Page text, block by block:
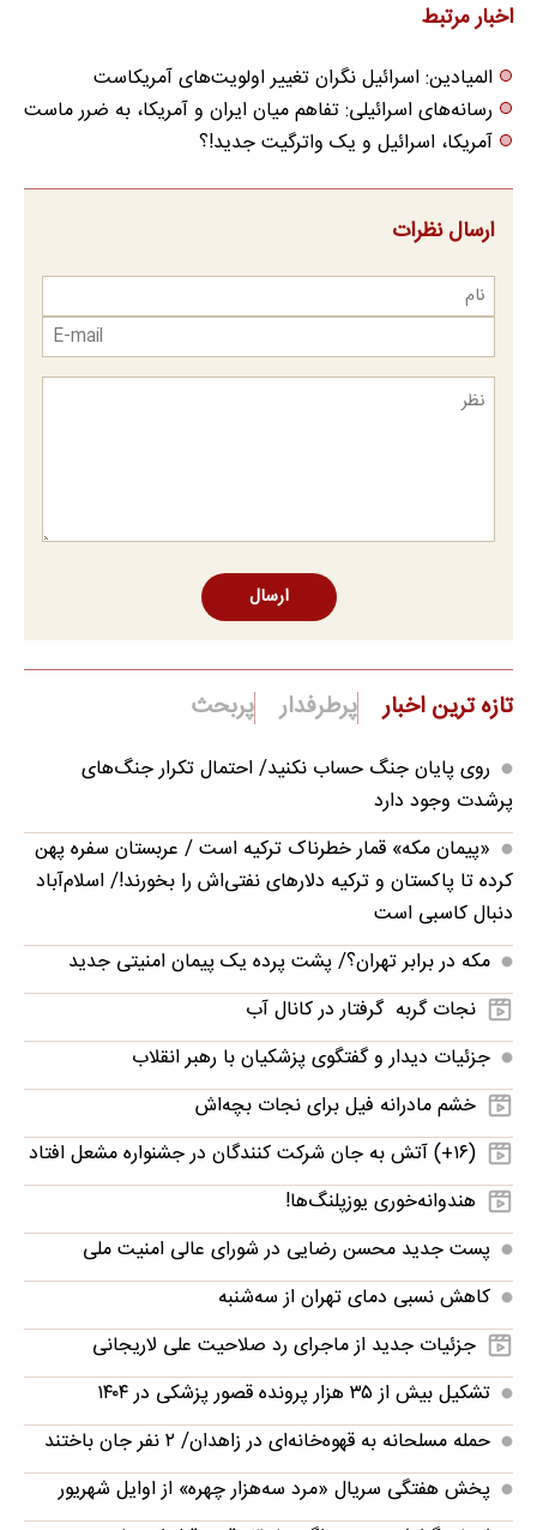
اخبار مرتبط
المیادین: اسرائیل نگران تغییر اولویت‌های آمریکاست
رسانه‌های اسرائیلی: تفاهم میان ایران و آمریکا، به ضرر ماست
آمریکا، اسرائیل و یک واترگیت جدید!؟
ارسال نظرات
ارسال
تازه ترین اخبار پرطرفدار پربحث
روی پایان جنگ حساب نکنید/ احتمال تکرار جنگ‌های
پرشدت وجود دارد
«پیمان مکه» قمار خطرناک ترکیه است / عربستان سفره پهن
کرده تا پاکستان و ترکیه دلارهای نفتی‌اش را بخورند!/ اسلام‌آباد
دنبال کاسبی است
مکه در برابر تهران؟/ پشت پرده یک پیمان امنیتی جدید
نجات گربه‌ گرفتار در کانال آب
جزئیات دیدار و گفتگوی پزشکیان با رهبر انقلاب
خشم مادرانه فیل برای نجات بچه‌اش
(۱۶+) آتش به جان شرکت کنندگان در جشنواره مشعل افتاد
هندوانه‌خوری یوزپلنگ‌ها!
پست جدید محسن رضایی در شورای عالی امنیت ملی
کاهش نسبی دمای تهران از سه‌شنبه
جزئیات جدید از ماجرای رد صلاحیت علی لاریجانی
تشکیل بیش از ۳۵ هزار پرونده‌ قصور پزشکی در ۱۴۰۴
حمله مسلحانه به قهوه‌خانه‌ای در زاهدان/ ۲ نفر جان باختند
پخش هفتگی سریال «مرد سه‌هزار چهره» از اوایل شهریور